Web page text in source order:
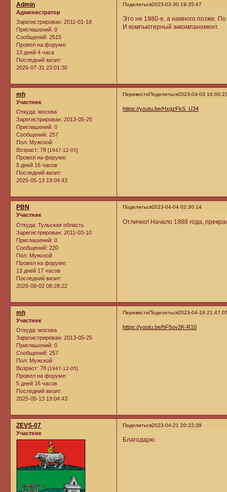
Поделиться2023-03-30 19:35:47
Admin
Администратор
Зарегистрирован: 2011-01-18
Приглашений: 0
Сообщений: 2515
Провел на форуме:
13 дней 4 часа
Последний визит:
2026-07-31 23:01:30
Это не 1980-е, а намного позже.
И компьютерный аккомпанемент.
ПеревестиПоделиться2023-04-03
mh
Участник
Откуда: москва
Зарегистрирован: 2013-05-25
Приглашений: 0
Сообщений: 257
Пол: Мужской
Возраст: 78 [1947-12-05]
Провел на форуме:
5 дней 16 часов
Последний визит:
2025-05-13 19:04:43
https://youtu.be/HxgzFkS_U34
Поделиться2023-04-04 02:30:14
PBN
Участник
Откуда: Тульская область
Зарегистрирован: 2011-03-10
Приглашений: 0
Сообщений: 220
Пол: Мужской
Провел на форуме:
13 дней 17 часов
Последний визит:
2026-08-02 08:28:22
Отлично! Начало 1988 года,
ПеревестиПоделиться2023-04-19
mh
Участник
Откуда: москва
Зарегистрирован: 2013-05-25
Приглашений: 0
Сообщений: 257
Пол: Мужской
Возраст: 78 [1947-12-05]
Провел на форуме:
5 дней 16 часов
Последний визит:
2025-05-13 19:04:43
https://youtu.be/hF5ov2K-R10
Поделиться2023-04-21 20:22:39
ZEVS-07
Участник
Благодарю.